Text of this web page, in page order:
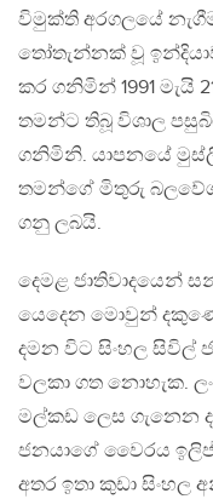
විමුක්ති අරගලයේ
තෝතැන්නක් වූ
කර ගනිමින් 1991 මැයි
තමන්ට තිබූ විශාල
ගනිමිනි. යාපනයේ
තමන්ගේ මිතුරු
ගනු ලබයි.
දෙමළ ජාතිවාදයෙන්
යෙදෙන මොවුන්
දමන විට සිංහල සිවිල්
වලකා ගත නොහැක.
මල්කඩ ලෙස ගැනෙන
ජනයාගේ වෛරය
අතර ඉතා කුඩා